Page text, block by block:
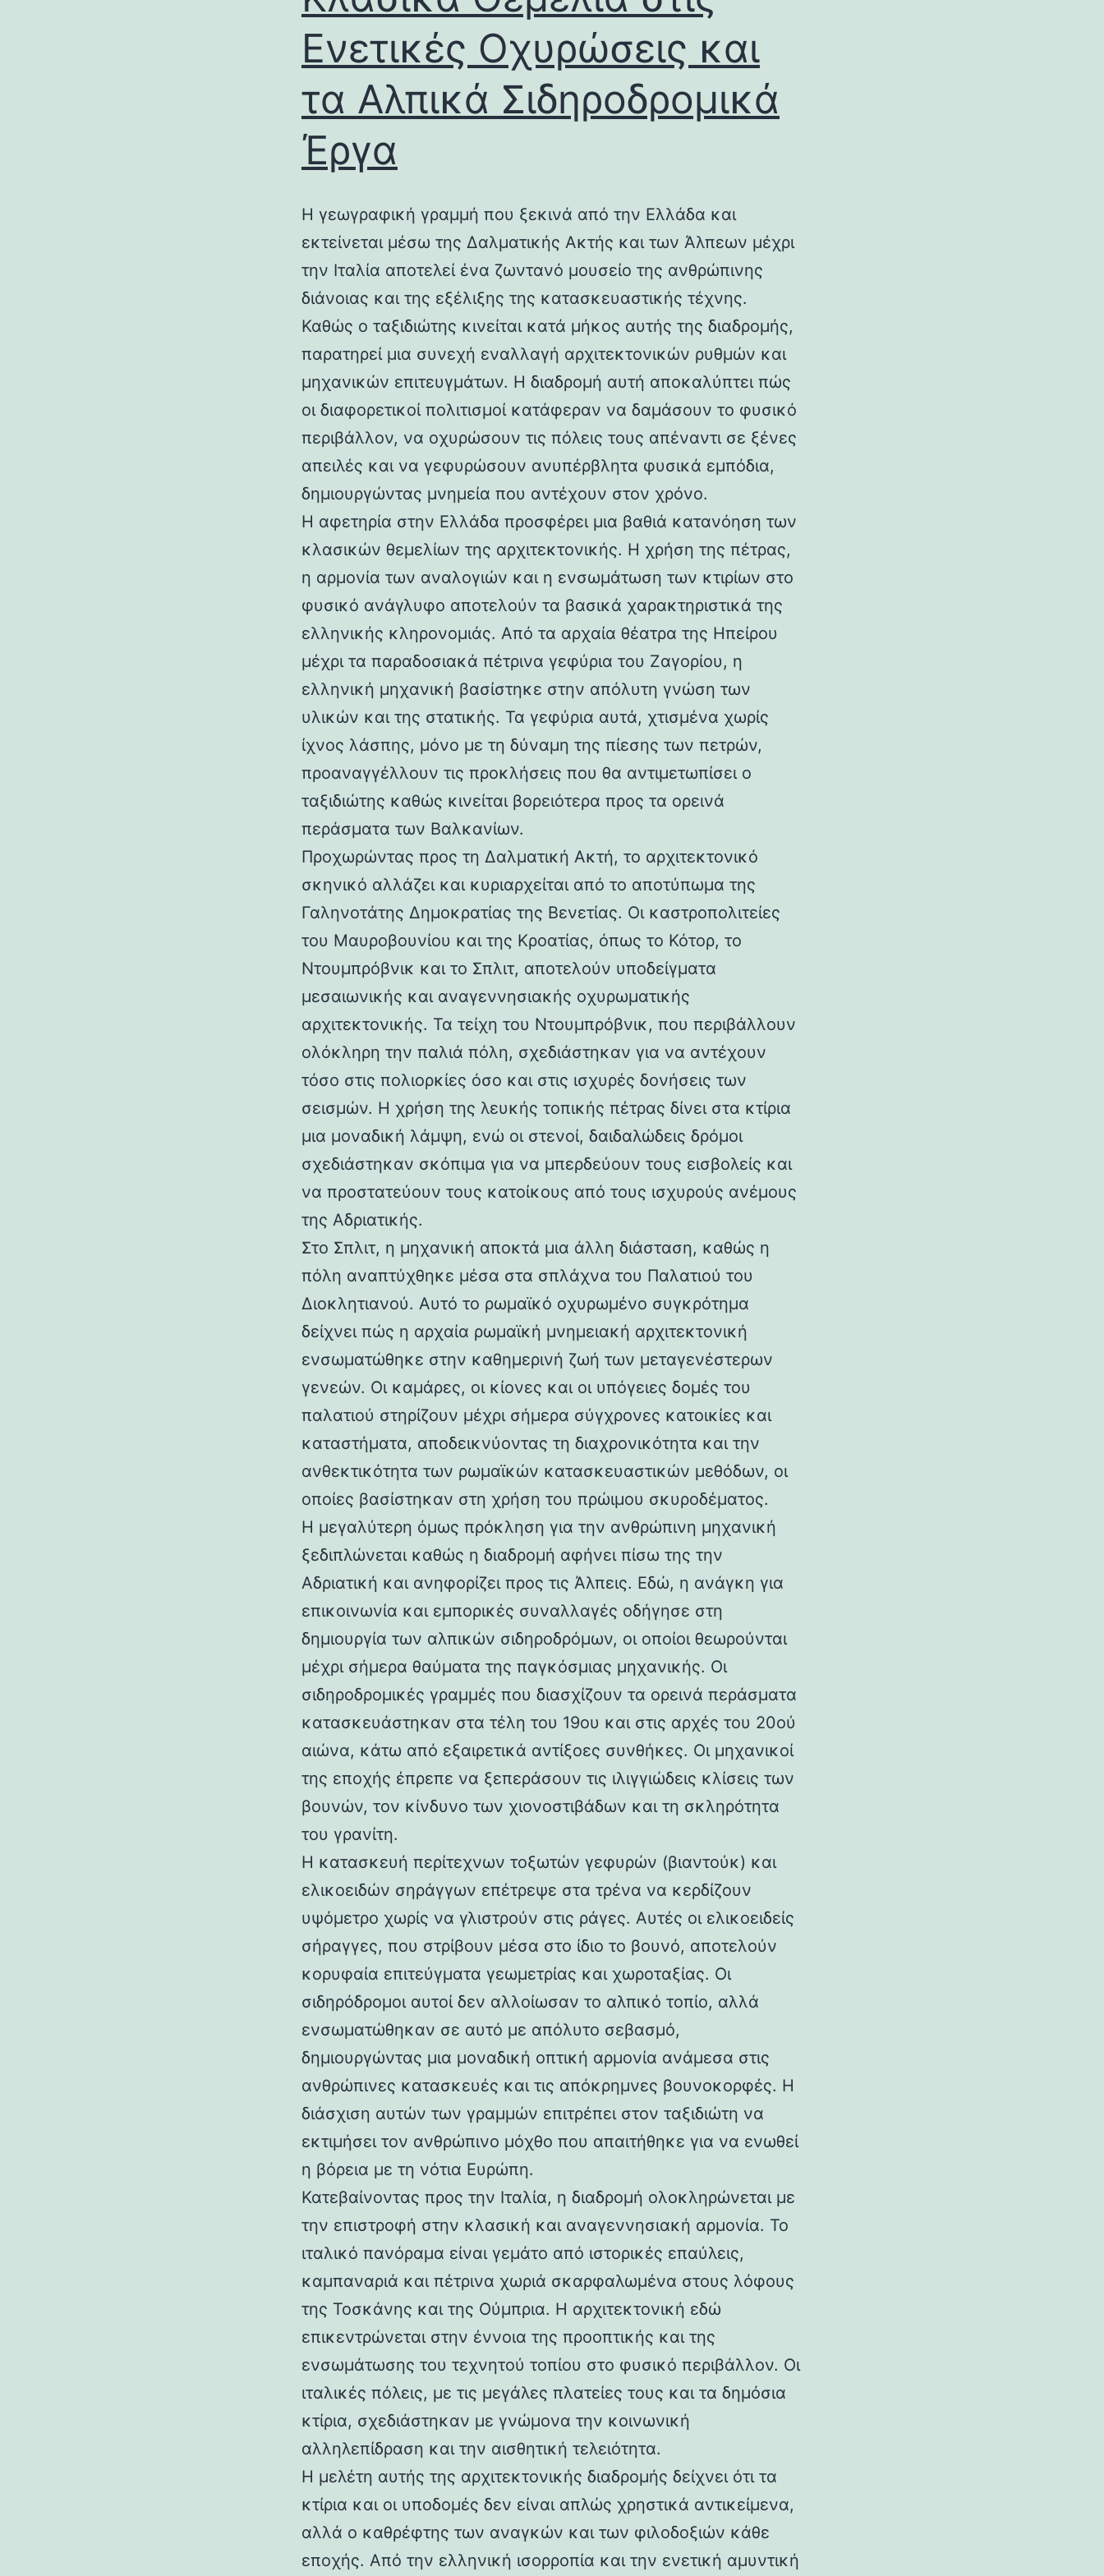
Ενετικές Οχυρώσεις και
τα Αλπικά Σιδηροδρομικά
Έργα
Η γεωγραφική γραμμή που ξεκινά από την Ελλάδα και
εκτείνεται μέσω της Δαλματικής Ακτής και των Άλπεων μέχρι
την Ιταλία αποτελεί ένα ζωντανό μουσείο της ανθρώπινης
διάνοιας και της εξέλιξης της κατασκευαστικής τέχνης.
Καθώς ο ταξιδιώτης κινείται κατά μήκος αυτής της διαδρομής,
παρατηρεί μια συνεχή εναλλαγή αρχιτεκτονικών ρυθμών και
μηχανικών επιτευγμάτων. Η διαδρομή αυτή αποκαλύπτει πώς
οι διαφορετικοί πολιτισμοί κατάφεραν να δαμάσουν το φυσικό
περιβάλλον, να οχυρώσουν τις πόλεις τους απέναντι σε ξένες
απειλές και να γεφυρώσουν ανυπέρβλητα φυσικά εμπόδια,
δημιουργώντας μνημεία που αντέχουν στον χρόνο.
Η αφετηρία στην Ελλάδα προσφέρει μια βαθιά κατανόηση των
κλασικών θεμελίων της αρχιτεκτονικής. Η χρήση της πέτρας,
η αρμονία των αναλογιών και η ενσωμάτωση των κτιρίων στο
φυσικό ανάγλυφο αποτελούν τα βασικά χαρακτηριστικά της
ελληνικής κληρονομιάς. Από τα αρχαία θέατρα της Ηπείρου
μέχρι τα παραδοσιακά πέτρινα γεφύρια του Ζαγορίου, η
ελληνική μηχανική βασίστηκε στην απόλυτη γνώση των
υλικών και της στατικής. Τα γεφύρια αυτά, χτισμένα χωρίς
ίχνος λάσπης, μόνο με τη δύναμη της πίεσης των πετρών,
προαναγγέλλουν τις προκλήσεις που θα αντιμετωπίσει ο
ταξιδιώτης καθώς κινείται βορειότερα προς τα ορεινά
περάσματα των Βαλκανίων.
Προχωρώντας προς τη Δαλματική Ακτή, το αρχιτεκτονικό
σκηνικό αλλάζει και κυριαρχείται από το αποτύπωμα της
Γαληνοτάτης Δημοκρατίας της Βενετίας. Οι καστροπολιτείες
του Μαυροβουνίου και της Κροατίας, όπως το Κότορ, το
Ντουμπρόβνικ και το Σπλιτ, αποτελούν υποδείγματα
μεσαιωνικής και αναγεννησιακής οχυρωματικής
αρχιτεκτονικής. Τα τείχη του Ντουμπρόβνικ, που περιβάλλουν
ολόκληρη την παλιά πόλη, σχεδιάστηκαν για να αντέχουν
τόσο στις πολιορκίες όσο και στις ισχυρές δονήσεις των
σεισμών. Η χρήση της λευκής τοπικής πέτρας δίνει στα κτίρια
μια μοναδική λάμψη, ενώ οι στενοί, δαιδαλώδεις δρόμοι
σχεδιάστηκαν σκόπιμα για να μπερδεύουν τους εισβολείς και
να προστατεύουν τους κατοίκους από τους ισχυρούς ανέμους
της Αδριατικής.
Στο Σπλιτ, η μηχανική αποκτά μια άλλη διάσταση, καθώς η
πόλη αναπτύχθηκε μέσα στα σπλάχνα του Παλατιού του
Διοκλητιανού. Αυτό το ρωμαϊκό οχυρωμένο συγκρότημα
δείχνει πώς η αρχαία ρωμαϊκή μνημειακή αρχιτεκτονική
ενσωματώθηκε στην καθημερινή ζωή των μεταγενέστερων
γενεών. Οι καμάρες, οι κίονες και οι υπόγειες δομές του
παλατιού στηρίζουν μέχρι σήμερα σύγχρονες κατοικίες και
καταστήματα, αποδεικνύοντας τη διαχρονικότητα και την
ανθεκτικότητα των ρωμαϊκών κατασκευαστικών μεθόδων, οι
οποίες βασίστηκαν στη χρήση του πρώιμου σκυροδέματος.
Η μεγαλύτερη όμως πρόκληση για την ανθρώπινη μηχανική
ξεδιπλώνεται καθώς η διαδρομή αφήνει πίσω της την
Αδριατική και ανηφορίζει προς τις Άλπεις. Εδώ, η ανάγκη για
επικοινωνία και εμπορικές συναλλαγές οδήγησε στη
δημιουργία των αλπικών σιδηροδρόμων, οι οποίοι θεωρούνται
μέχρι σήμερα θαύματα της παγκόσμιας μηχανικής. Οι
σιδηροδρομικές γραμμές που διασχίζουν τα ορεινά περάσματα
κατασκευάστηκαν στα τέλη του 19ου και στις αρχές του 20ού
αιώνα, κάτω από εξαιρετικά αντίξοες συνθήκες. Οι μηχανικοί
της εποχής έπρεπε να ξεπεράσουν τις ιλιγγιώδεις κλίσεις των
βουνών, τον κίνδυνο των χιονοστιβάδων και τη σκληρότητα
του γρανίτη.
Η κατασκευή περίτεχνων τοξωτών γεφυρών (βιαντούκ) και
ελικοειδών σηράγγων επέτρεψε στα τρένα να κερδίζουν
υψόμετρο χωρίς να γλιστρούν στις ράγες. Αυτές οι ελικοειδείς
σήραγγες, που στρίβουν μέσα στο ίδιο το βουνό, αποτελούν
κορυφαία επιτεύγματα γεωμετρίας και χωροταξίας. Οι
σιδηρόδρομοι αυτοί δεν αλλοίωσαν το αλπικό τοπίο, αλλά
ενσωματώθηκαν σε αυτό με απόλυτο σεβασμό,
δημιουργώντας μια μοναδική οπτική αρμονία ανάμεσα στις
ανθρώπινες κατασκευές και τις απόκρημνες βουνοκορφές. Η
διάσχιση αυτών των γραμμών επιτρέπει στον ταξιδιώτη να
εκτιμήσει τον ανθρώπινο μόχθο που απαιτήθηκε για να ενωθεί
η βόρεια με τη νότια Ευρώπη.
Κατεβαίνοντας προς την Ιταλία, η διαδρομή ολοκληρώνεται με
την επιστροφή στην κλασική και αναγεννησιακή αρμονία. Το
ιταλικό πανόραμα είναι γεμάτο από ιστορικές επαύλεις,
καμπαναριά και πέτρινα χωριά σκαρφαλωμένα στους λόφους
της Τοσκάνης και της Ούμπρια. Η αρχιτεκτονική εδώ
επικεντρώνεται στην έννοια της προοπτικής και της
ενσωμάτωσης του τεχνητού τοπίου στο φυσικό περιβάλλον. Οι
ιταλικές πόλεις, με τις μεγάλες πλατείες τους και τα δημόσια
κτίρια, σχεδιάστηκαν με γνώμονα την κοινωνική
αλληλεπίδραση και την αισθητική τελειότητα.
Η μελέτη αυτής της αρχιτεκτονικής διαδρομής δείχνει ότι τα
κτίρια και οι υποδομές δεν είναι απλώς χρηστικά αντικείμενα,
αλλά ο καθρέφτης των αναγκών και των φιλοδοξιών κάθε
εποχής. Από την ελληνική ισορροπία και την ενετική αμυντική